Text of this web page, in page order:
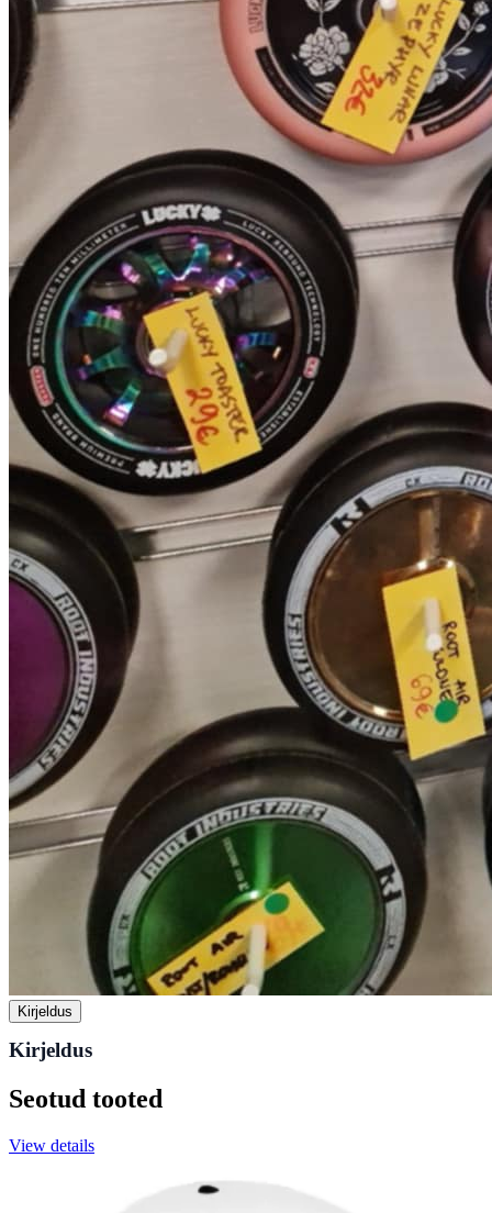
Kirjeldus
Kirjeldus
Seotud tooted
View details